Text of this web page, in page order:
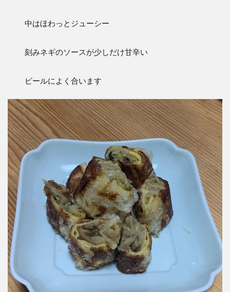
中はほわっとジューシー
刻みネギのソースが少しだけ甘辛い
ビールによく合います